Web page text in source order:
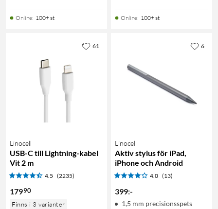
Online: 100+ st Online: 100+ st
Linocell
USB-C till Lightning-kabel
Vit 2 m
4.5 (2235)
17990
Finns i 3 varianter
61
Linocell
Aktiv stylus för iPad,
iPhone och Android
4.0 (13)
399:-
1,5 mm precisionsspets
6